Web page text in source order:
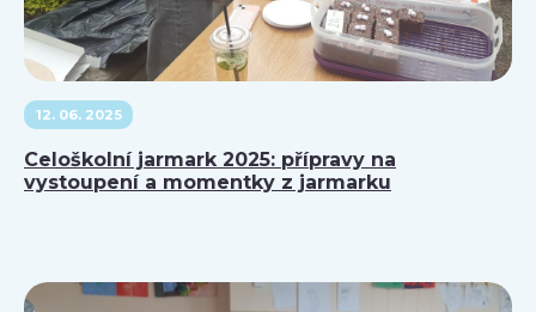
12. 06. 2025
Celoškolní jarmark 2025: přípravy na
vystoupení a momentky z jarmarku